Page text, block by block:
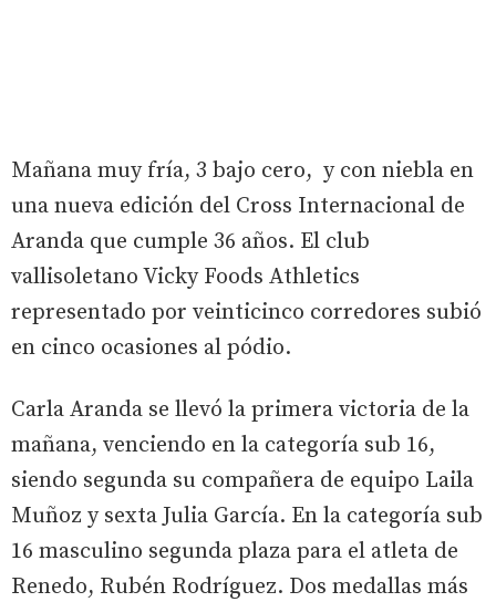
Mañana muy fría, 3 bajo cero, y con niebla en
una nueva edición del Cross Internacional de
Aranda que cumple 36 años. El club
vallisoletano Vicky Foods Athletics
representado por veinticinco corredores subió
en cinco ocasiones al pódio.
Carla Aranda se llevó la primera victoria de la
mañana, venciendo en la categoría sub 16,
siendo segunda su compañera de equipo Laila
Muñoz y sexta Julia García. En la categoría sub
16 masculino segunda plaza para el atleta de
Renedo, Rubén Rodríguez. Dos medallas más